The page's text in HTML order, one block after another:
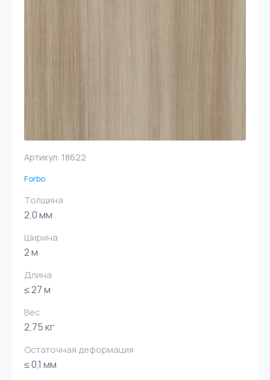
Артикул: 18622
Forbo
Толщина
2,0 мм
Ширина
2 м
Длина
≤ 27 м
Вес
2,75 кг
Остаточная деформация
≤ 0,1 мм